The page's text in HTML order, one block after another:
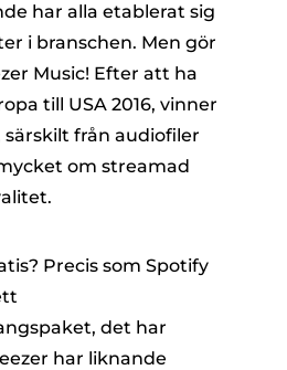
har alla etablerat sig
i branschen. Men gör
Music! Efter att ha
till USA 2016, vinner
från audiofiler
om streamad
Precis som Spotify
det har
har liknande